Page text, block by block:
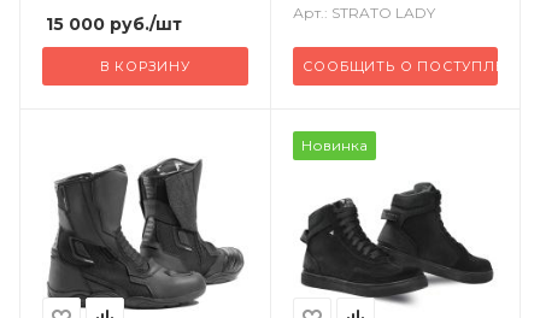
15 000 руб./шт
В КОРЗИНУ
Арт.: STRATO LADY
СООБЩИТЬ О ПОСТУПЛЕНИИ
Новинка